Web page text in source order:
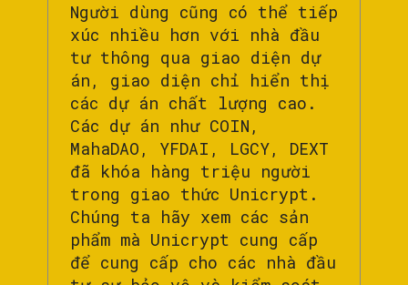
Người dùng cũng có thể tiếp
xúc nhiều hơn với nhà đầu
tư thông qua giao diện dự
án, giao diện chỉ hiển thị
các dự án chất lượng cao.
Các dự án như COIN,
MahaDAO, YFDAI, LGCY, DEXT
đã khóa hàng triệu người
trong giao thức Unicrypt.
Chúng ta hãy xem các sản
phẩm mà Unicrypt cung cấp
để cung cấp cho các nhà đầu